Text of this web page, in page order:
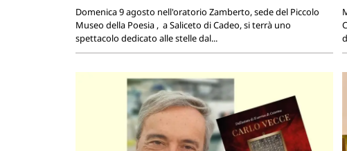
Domenica 9 agosto nell'oratorio Zamberto, sede del Piccolo
Museo della Poesia , a Saliceto di Cadeo, si terrà uno
spettacolo dedicato alle stelle dal...